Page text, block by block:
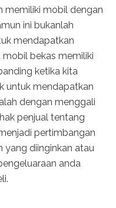
memiliki mobil dengan
ini bukanlah
mendapatkan
mobil bekas memiliki
ketika kita
untuk mendapatkan
dengan menggali
penjual tentang
pertimbangan
yang diinginkan atau
anda